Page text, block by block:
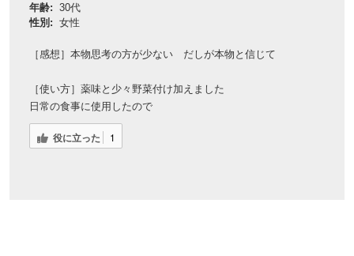
年齢: 30代
性別: 女性
［感想］本物思考の方が少ない だしが本物と信じて
［使い方］薬味と少々野菜付け加えました
日常の食事に使用したので
役に立った 1